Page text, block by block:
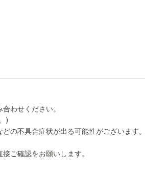
わせください。
)
の不具合症状が出る可能性がございます
ご確認をお願いします。